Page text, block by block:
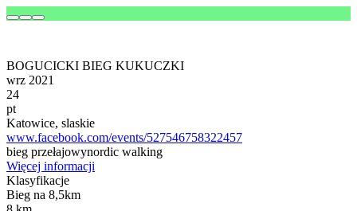
BOGUCICKI BIEG KUKUCZKI
wrz 2021
24
pt
Katowice, slaskie
www.facebook.com/events/527546758322457
bieg przełajowynordic walking
Więcej informacji
Klasyfikacje
Bieg na 8,5km